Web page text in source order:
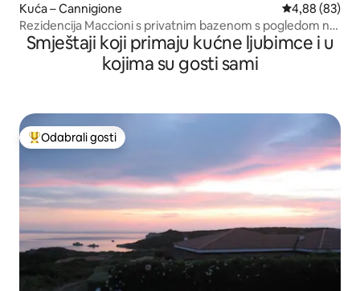
Kuća – Cannigione Prosječna
4,88 (83)
Rezidencija Maccioni s privatnim bazenom s pogledom na
more!
Smještaji koji primaju kućne ljubimce i u
kojima su gosti sami
Među najviše rangiranima s oznakom „Odabrali gosti”
Odabrali gosti